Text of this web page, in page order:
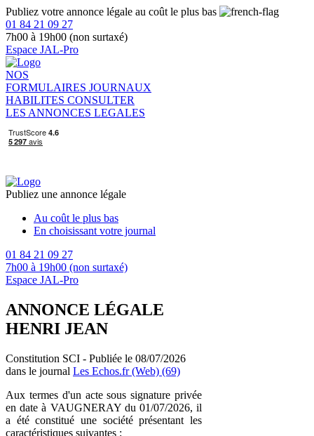
Publiez votre annonce légale au coût le plus bas
01 84 21 09 27
7h00 à 19h00 (non surtaxé)
Espace JAL-Pro
NOS
FORMULAIRES JOURNAUX
HABILITES CONSULTER
LES ANNONCES LEGALES
Publiez une annonce légale
Au coût le plus bas
En choisissant votre journal
01 84 21 09 27
7h00 à 19h00 (non surtaxé)
Espace JAL-Pro
ANNONCE LÉGALE
HENRI JEAN
Constitution SCI - Publiée le 08/07/2026
dans le journal Les Echos.fr (Web) (69)
Aux termes d'un acte sous signature privée
en date à VAUGNERAY du 01/07/2026, il
a été constitué une société présentant les
caractéristiques suivantes :